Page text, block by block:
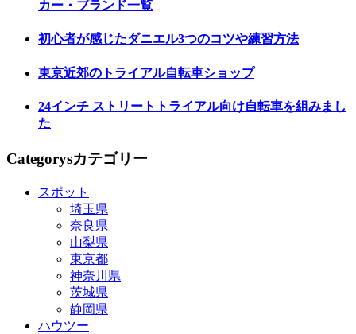
カー・ブランド一覧
初心者が感じたダニエル3つのコツや練習方法
東京近郊のトライアル自転車ショップ
24インチ ストリートトライアル向け自転車を組みまし
た
Categorysカテゴリー
スポット
埼玉県
奈良県
山梨県
東京都
神奈川県
茨城県
静岡県
ハウツー